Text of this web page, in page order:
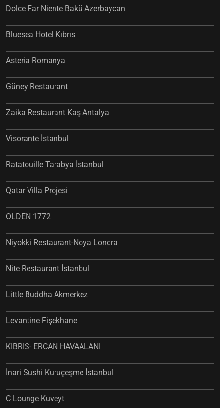
Dolce Far Niente Bakü Azerbaycan
Bluesea Hotel Kıbrıs
Asteria Romanya
Güney Restaurant
Zaika Restaurant Kaş Antalya
Visorante İstanbul
Ratatouille Tarabya İstanbul
Qatar Villa Projesi
OLDEN 1772
Niyokki Restaurant-Noya Londra
Nite Restaurant İstanbul
Little Buddha Akmerkez
Levantine Fişekhane
KIBRIS- ERCAN HAVAALANI
İnari Sushi Kuruçeşme İstanbul
C Lounge Kuveyt